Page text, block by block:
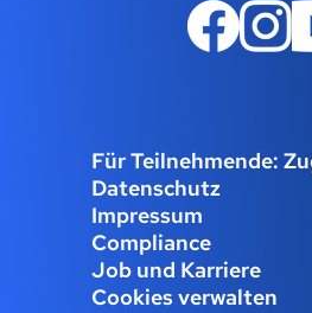
Für Teilnehmende:
Datenschutz
Impressum
Compliance
Job und Karriere
Cookies verwalten